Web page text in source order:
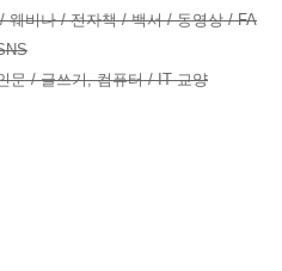
비나 / 전자책 / 백서 / 동영상 / FA
/ 글쓰기, 컴퓨터 / IT 교양